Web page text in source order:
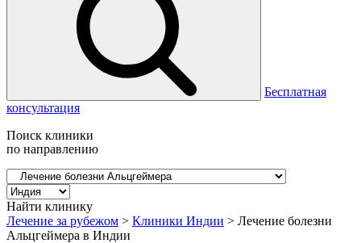
Бесплатная
консультация
Поиск клиники
по направлению
Найти клинику
Лечение за рубежом > Клиники Индии > Лечение болезни
Альцгеймера в Индии